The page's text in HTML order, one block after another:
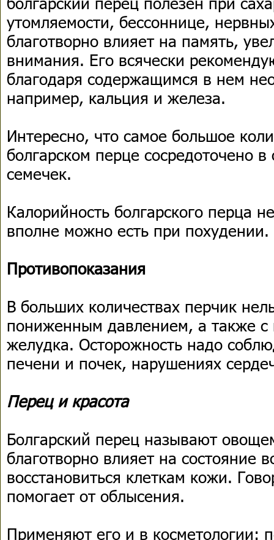
утомляемости, бессоннице,
благотворно влияет на память,
внимания. Его всячески
благодаря содержащимся в нем
например, кальция и железа.
Интересно, что самое большое
болгарском перце сосредоточено
семечек.
Калорийность болгарского перца
вполне можно есть при похудении.
Противопоказания
В больших количествах перчик
пониженным давлением, а также с
желудка. Осторожность надо
печени и почек, нарушениях
Перец и красота
Болгарский перец называют
благотворно влияет на состояние
восстановиться клеткам кожи.
помогает от облысения.
Применяют его и в косметологии: